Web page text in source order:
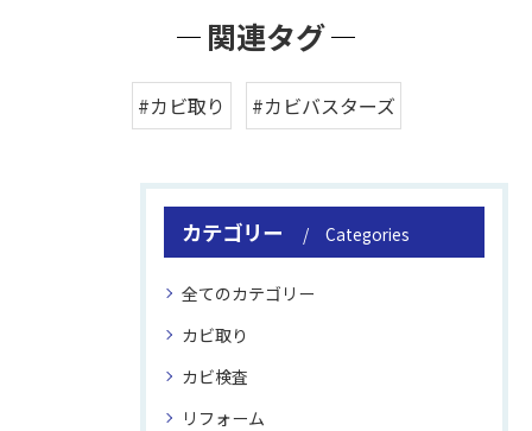
関連タグ
#カビ取り #カビバスターズ
カテゴリー Categories
全てのカテゴリー
カビ取り
カビ検査
リフォーム